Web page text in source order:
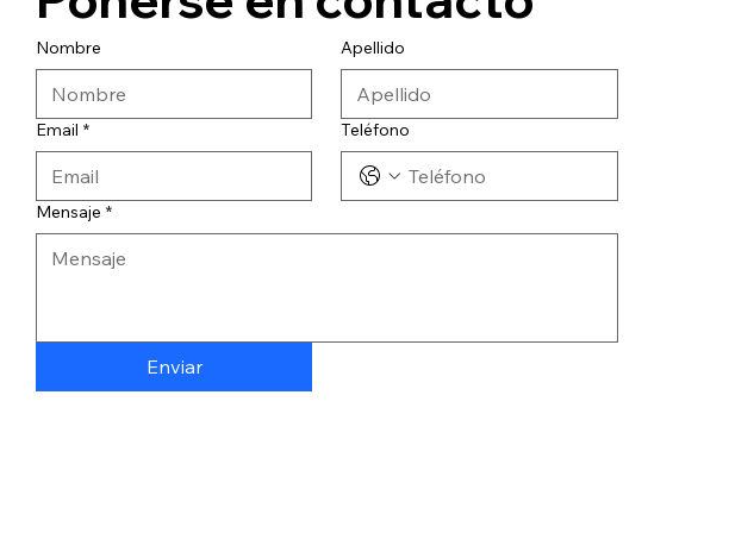
Nombre Apellido
Email * Teléfono
Mensaje *
Enviar